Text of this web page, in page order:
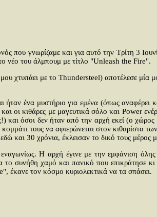
που γνωρίζαμε και για αυτό την Τρίτη 3
νέο του άλμπουμ με τίτλο "Unleash the Fire".
με το Thundersteel) αποτέλεσε μία
ένα μυστήριο για εμένα (όπως αναφέρει
κιθάρες με μαγευτικά σόλο και Power
όσοι δεν ήταν από την αρχή εκεί (ο χώρος
τους να αφιερώνεται στον
και 30 χρόνια, έκλεισαν το δικό τους
Η αρχή έγινε με την εμφάνιση
συνήθη χαμό και πανικό που επικράτησε
έκανε τον κόσμο κυριολεκτικά να τα σπάσει.